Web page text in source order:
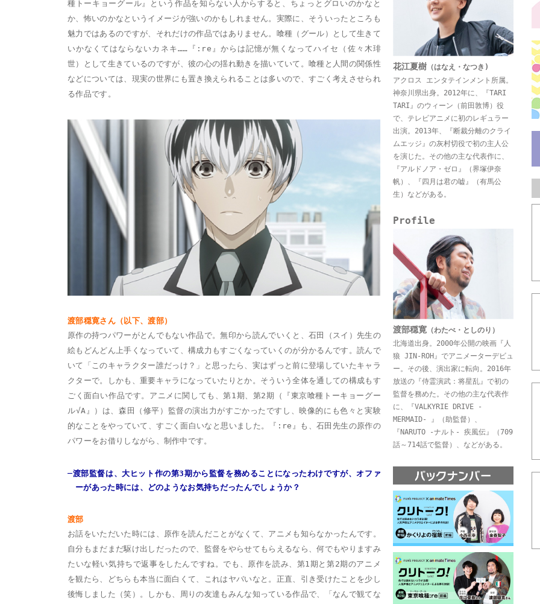
花江夏樹 （はなえ・なつき)
アクロス エンタテインメント所属。
神奈川県出身。2012年に、『TARI
TARI』のウィーン（前田敦博）役
で、テレビアニメに初のレギュラー
出演。2013年、『断裁分離のクライ
ムエッジ』の灰村切役で初の主人公
を演じた。その他の主な代表作に、
『アルドノア・ゼロ』（界塚伊奈
帆）、『四月は君の嘘』（有馬公
生）などがある。
Profile
渡部穏寛 （わたべ・としのり）
北海道出身。2000年公開の映画『人
狼 JIN-ROH』でアニメーターデビュ
ー。その後、演出家に転向。2016年
放送の『侍霊演武：将星乱』で初の
監督を務めた。その他の主な代表作
に、『VALKYRIE DRIVE -
MERMAID- 』（助監督）、
『NARUTO -ナルト- 疾風伝』（709
話～714話で監督）、などがある。
種トーキョーグール』という作品を知らない人からすると、ちょっとグロいのかなと
か、怖いのかなというイメージが強いのかもしれません。実際に、そういったところも
魅力ではあるのですが、それだけの作品ではありません。喰種（グール）として生きて
いかなくてはならないカネキ……『:re』からは記憶が無くなってハイセ（佐々木琲
世）として生きているのですが、彼の心の揺れ動きを描いていて。喰種と人間の関係性
などについては、現実の世界にも置き換えられることは多いので、すごく考えさせられ
る作品です。
渡部穏寛さん（以下、渡部）
原作の持つパワーがとんでもない作品で。無印から読んでいくと、石田（スイ）先生の
絵もどんどん上手くなっていて、構成力もすごくなっていくのが分かるんです。読んで
いて「このキャラクター誰だっけ？」と思ったら、実はずっと前に登場していたキャラ
クターで。しかも、重要キャラになっていたりとか。そういう全体を通しての構成もす
ごく面白い作品です。アニメに関しても、第1期、第2期（『東京喰種トーキョーグー
ル√A』）は、森田（修平）監督の演出力がすごかったですし、映像的にも色々と実験
的なことをやっていて、すごく面白いなと思いました。『:re』も、石田先生の原作の
パワーをお借りしながら、制作中です。
─渡部監督は、大ヒット作の第3期から監督を務めることになったわけですが、オファ
ーがあった時には、どのようなお気持ちだったんでしょうか？
渡部
お話をいただいた時には、原作を読んだことがなくて、アニメも知らなかったんです。
自分もまだまだ駆け出しだったので、監督をやらせてもらえるなら、何でもやりますみ
たいな軽い気持ちで返事をしたんですね。でも、原作を読み、第1期と第2期のアニメ
を観たら、どちらも本当に面白くて、これはヤバいなと。正直、引き受けたことを少し
後悔しました（笑）。しかも、周りの友達もみんな知っている作品で、「なんで観てな